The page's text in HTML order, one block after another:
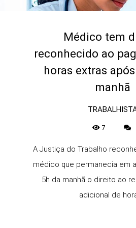
Médico tem
reconhecido ao
horas extras
manhã
7
A Justiça do Trabalho
médico que permanecia em
5h da manhã o direito ao
adicional de